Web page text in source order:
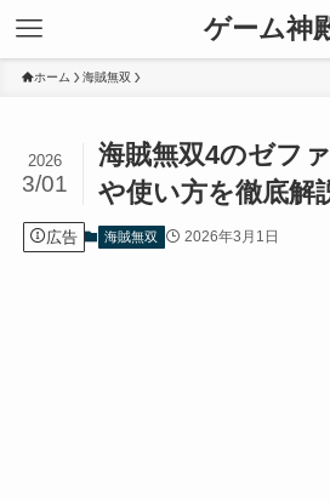
ゲーム神
ホーム 海賊無双
海賊無双4のゼフ
や使い方を徹底解
2026
3/01
広告 海賊無双 2026年3月1日